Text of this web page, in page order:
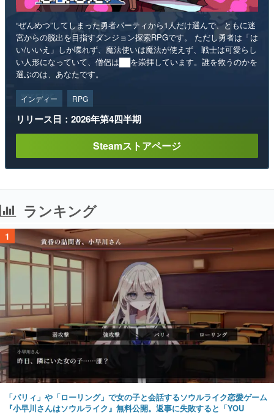
“ぜんめつ”してしまった勇者パーティから1人だけ選んで、ともに迷
宮からの脱出を目指すダンジョン探索RPGです。 ただし勇者は「は
い/いいえ」しか喋れず、魔法使いは魔法が使えず、戦士は可愛らし
い人形になっていて、僧侶は██を崇拝しています。誰を救うのかを
選ぶのは、あなたです。
インディー RPG
リリース日：2026年第4四半期
Steamストアページ
ランキング
1
「パリィ」や「ローリング」で女の子と会話するソウルライク恋愛ゲーム
『小早川さんはソウルライク』無料公開。返事に失敗すると「YOU